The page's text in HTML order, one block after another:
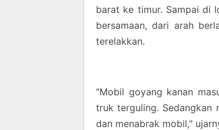
barat ke timur. Sampai di
bersamaan, dari arah
terelakkan.
"Mobil goyang kanan
truk terguling. Sedangkan
dan menabrak mobil,"